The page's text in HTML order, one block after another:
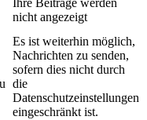
Ihre Beiträge werden
nicht angezeigt
Es ist weiterhin möglich,
Nachrichten zu senden,
sofern dies nicht durch
die
Datenschutzeinstellungen
eingeschränkt ist.